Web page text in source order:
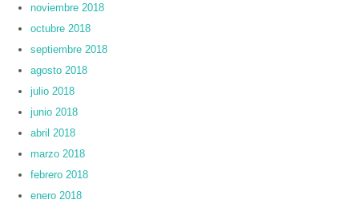
noviembre 2018
octubre 2018
septiembre 2018
agosto 2018
julio 2018
junio 2018
abril 2018
marzo 2018
febrero 2018
enero 2018